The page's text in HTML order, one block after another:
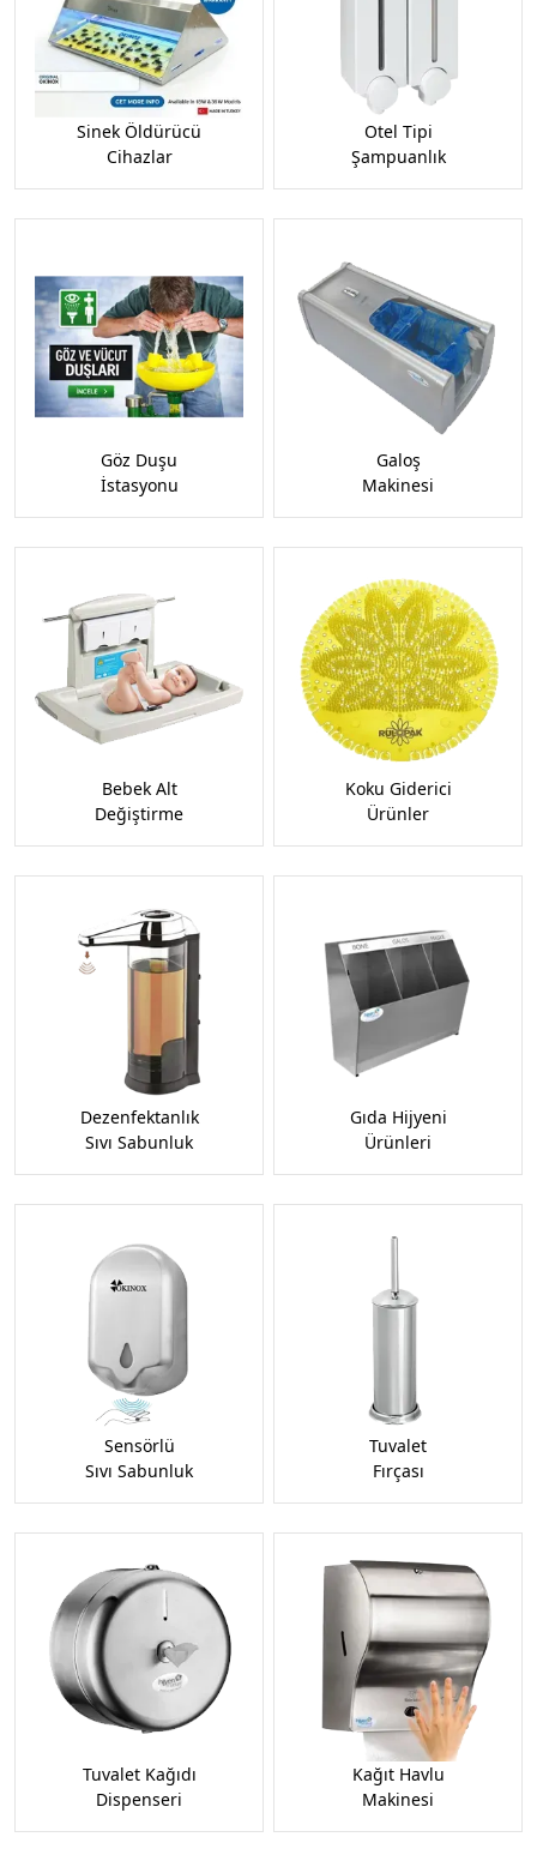
Sinek Öldürücü
Cihazlar
Otel Tipi
Şampuanlık
Göz Duşu
İstasyonu
Galoş
Makinesi
Bebek Alt
Değiştirme
Koku Giderici
Ürünler
Dezenfektanlık
Sıvı Sabunluk
Gıda Hijyeni
Ürünleri
Sensörlü
Sıvı Sabunluk
Tuvalet
Fırçası
Tuvalet Kağıdı
Dispenseri
Kağıt Havlu
Makinesi